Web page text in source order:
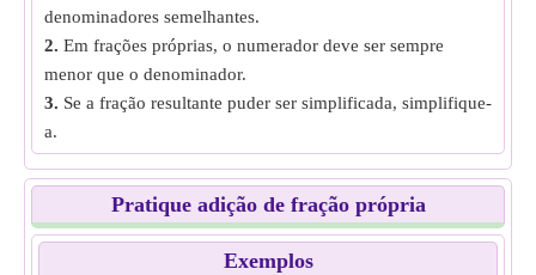
denominadores semelhantes.
2. Em frações próprias, o numerador deve ser sempre
menor que o denominador.
3. Se a fração resultante puder ser simplificada, simplifique-
a.
Pratique adição de fração própria
Exemplos